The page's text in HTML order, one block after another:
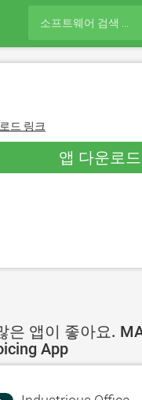
드 링크
앱 다운로
은 앱이 좋아요.
App